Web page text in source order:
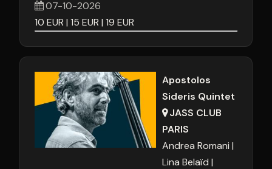
07-10-2026
10 EUR 15 EUR 19 EUR
Apostolos
Sideris Quintet
JASS CLUB
PARIS
Andrea Romani
Lina Belaïd